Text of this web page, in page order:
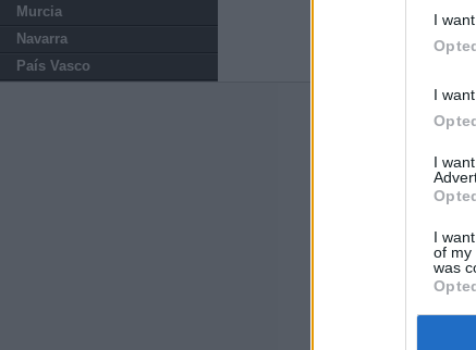
I
I
I
I
of my
was
Murcia
Navarra
País Vasco
Últimas
España
Meloni a
Italia
España
asignados